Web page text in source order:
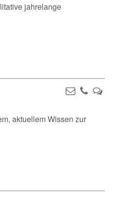
jahrelange
aktuellem Wissen zur